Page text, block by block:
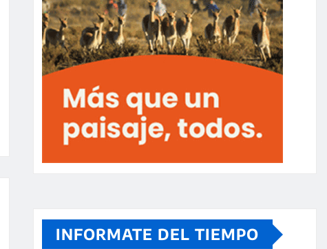
INFORMATE DEL TIEMPO